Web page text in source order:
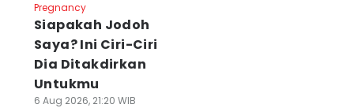
Pregnancy
Siapakah Jodoh
Saya? Ini Ciri-Ciri
Dia Ditakdirkan
Untukmu
6 Aug 2026, 21:20 WIB